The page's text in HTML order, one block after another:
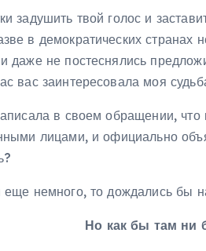
задушить твой голос и
в демократических
даже не постеснялись
вас заинтересовала моя
в своем обращении, что
лицами, и официально
немного, то дождались бы
Но как бы там ни